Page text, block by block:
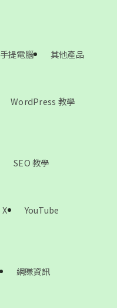
手提電腦 其他產品
WordPress 教學
SEO 教學
X
YouTube
網賺資訊